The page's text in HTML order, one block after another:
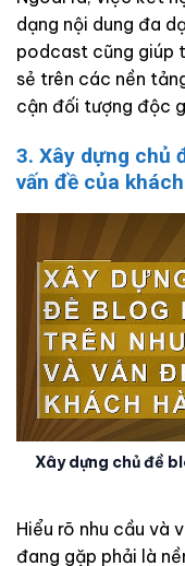
dạng nội dung đa
podcast cũng giúp
sẻ trên các nền
cận đối tượng độc
3. Xây dựng chủ
vấn đề của
Xây dựng chủ đề
Hiểu rõ nhu cầu và
đang gặp phải là